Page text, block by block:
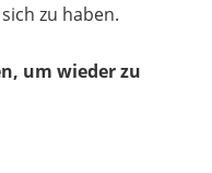
zu haben.
um wieder zu